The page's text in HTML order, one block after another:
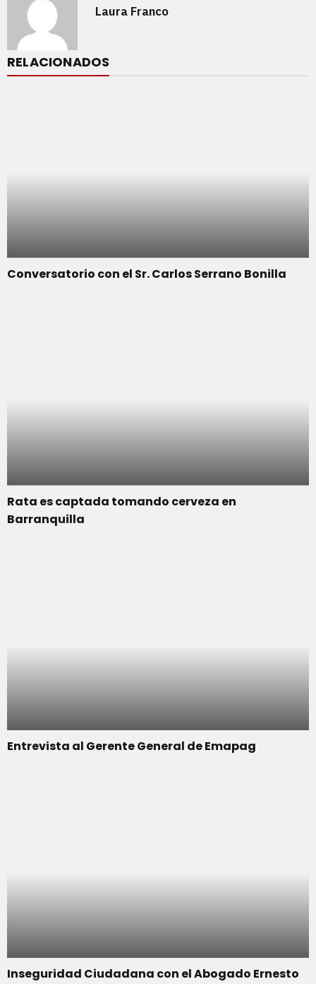
Laura Franco
RELACIONADOS
Conversatorio con el Sr. Carlos Serrano Bonilla
Rata es captada tomando cerveza en
Barranquilla
Entrevista al Gerente General de Emapag
Inseguridad Ciudadana con el Abogado Ernesto